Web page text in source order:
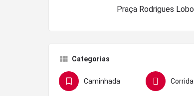
Praça Rodrigues Lobo
Categorias
Caminhada Corrida